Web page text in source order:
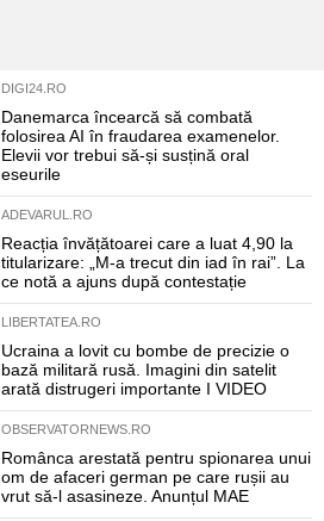
DIGI24.RO
Danemarca încearcă să combată
folosirea AI în fraudarea examenelor.
Elevii vor trebui să-și susțină oral
eseurile
ADEVARUL.RO
Reacția învățătoarei care a luat 4,90 la
titularizare: „M-a trecut din iad în rai”. La
ce notă a ajuns după contestație
LIBERTATEA.RO
Ucraina a lovit cu bombe de precizie o
bază militară rusă. Imagini din satelit
arată distrugeri importante I VIDEO
OBSERVATORNEWS.RO
Românca arestată pentru spionarea unui
om de afaceri german pe care rușii au
vrut să-l asasineze. Anunțul MAE